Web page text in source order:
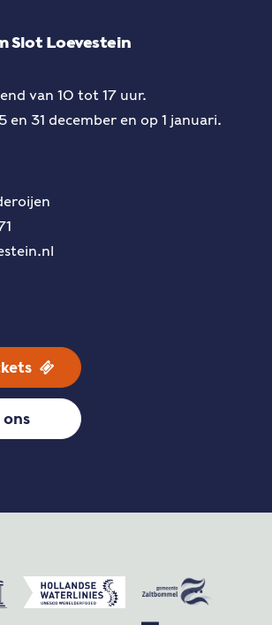
Slot Loevestein
van 10 tot 17 uur.
en 31 december en op 1 januari.
ons